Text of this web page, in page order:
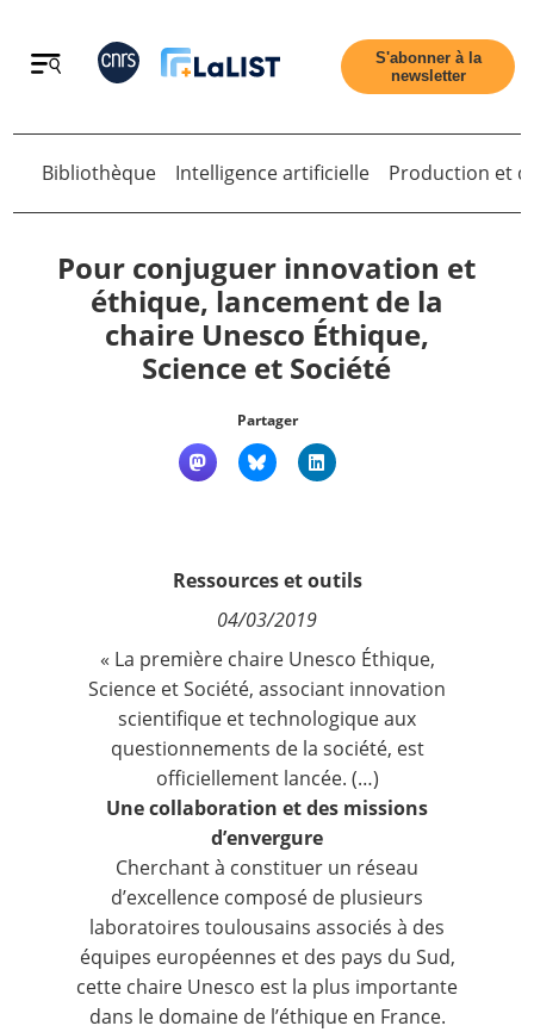
Retour
Qui sommes nous ?
S'abonner à la
newsletter
Retour
Bibliothèque Intelligence artificielle Production et
Pour conjuguer innovation et
éthique, lancement de la
chaire Unesco Éthique,
Science et Société
Partager
Ressources et outils
04/03/2019
« La première chaire Unesco Éthique,
Science et Société, associant innovation
scientifique et technologique aux
questionnements de la société, est
officiellement lancée. (…)
Une collaboration et des missions
d’envergure
Cherchant à constituer un réseau
d’excellence composé de plusieurs
laboratoires toulousains associés à des
équipes européennes et des pays du Sud,
cette chaire Unesco est la plus importante
dans le domaine de l’éthique en France.